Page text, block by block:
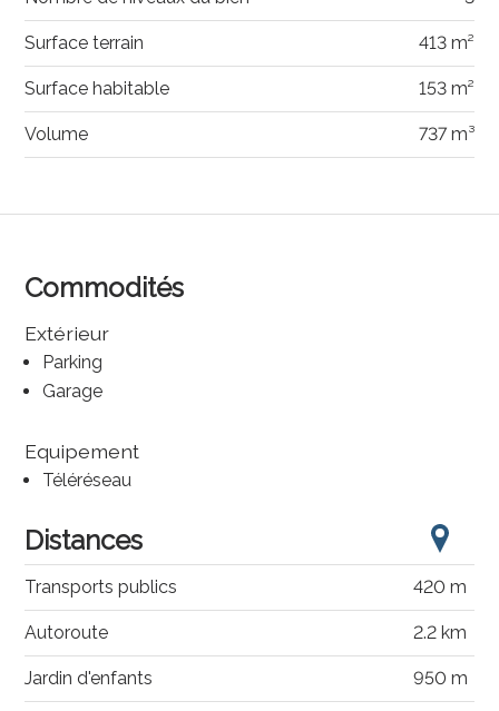
Commodités
Extérieur
Parking
Garage
Equipement
Téléréseau
Distances
Transports publics 420 m
Autoroute 2.2 km
Jardin d'enfants 950 m
Surface terrain 413 m²
Surface habitable 153 m²
Volume 737 m³